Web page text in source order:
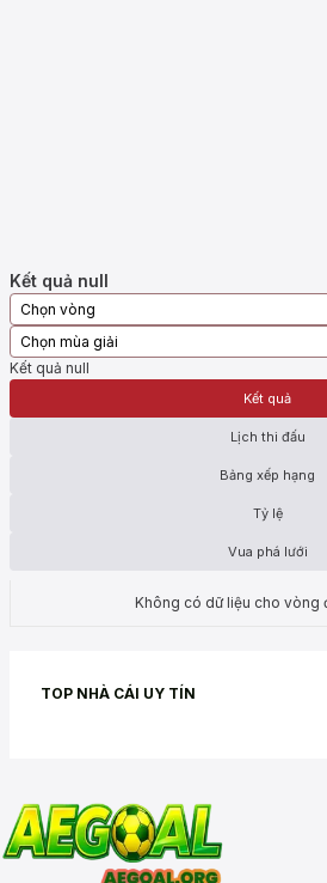
Kết quả null
Chọn vòng
Chọn mùa giải
Kết quả null
Kết quả
Lịch thi đấu
Bảng xếp hạng
Tỷ lệ
Vua phá lưới
Không có dữ liệu cho vòng
TOP NHÀ CÁI UY TÍN